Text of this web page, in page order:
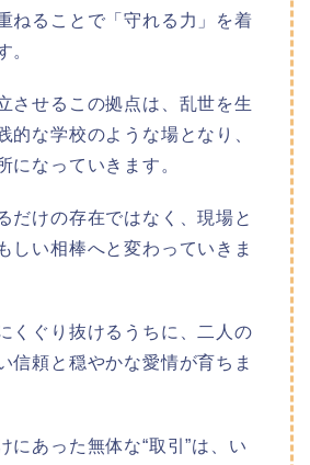
ねることで「守れる力」を着
。
させるこの拠点は、乱世を生
的な学校のような場となり、
になっていきます。
だけの存在ではなく、現場と
しい相棒へと変わっていきま
くぐり抜けるうちに、二人の
信頼と穏やかな愛情が育ちま
にあった無体な“取引”は、い